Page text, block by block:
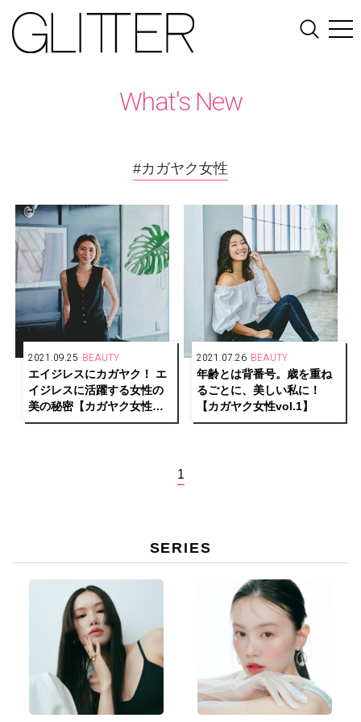
What's New
#カガヤク女性
2021.09.25 BEAUTY
エイジレスにカガヤク！ エ
イジレスに活躍する女性の
美の秘密【カガヤク女性
vol.2】
2021.07.26 BEAUTY
年齢とは背番号。歳を重ね
るごとに、美しい私に！
【カガヤク女性vol.1】
1
SERIES